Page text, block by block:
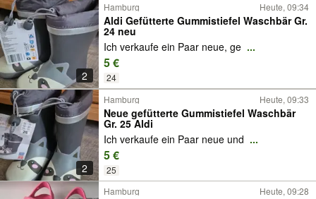
2
Hamburg Heute, 09:34
Aldi Gefütterte Gummistiefel Waschbär Gr.
24 neu
Ich verkaufe ein Paar neue, ge ...
5 €
24
2
Hamburg Heute, 09:33
Neue gefütterte Gummistiefel Waschbär
Gr. 25 Aldi
Ich verkaufe ein Paar neue und ...
5 €
25
Hamburg Heute, 09:28